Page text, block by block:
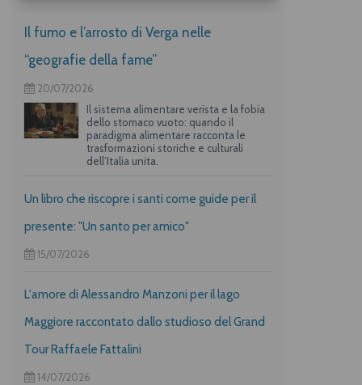
Il fumo e l’arrosto di Verga nelle
“geografie della fame”
20/07/2026
Il sistema alimentare verista e la fobia
dello stomaco vuoto: quando il
paradigma alimentare racconta le
trasformazioni storiche e culturali
dell’Italia unita.
Un libro che riscopre i santi come guide per il
presente: "Un santo per amico"
15/07/2026
L'amore di Alessandro Manzoni per il lago
Maggiore raccontato dallo studioso del Grand
Tour Raffaele Fattalini
14/07/2026